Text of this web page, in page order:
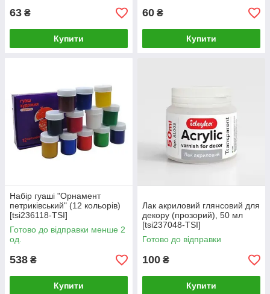
63 ₴
Купити
60 ₴
Купити
Набір гуаші "Орнамент
петриківський" (12 кольорів)
[tsi236118-TSI]
Готово до відправки менше 2
од.
538 ₴
Купити
Лак акриловий глянсовий для
декору (прозорий), 50 мл
[tsi237048-TSI]
Готово до відправки
100 ₴
Купити